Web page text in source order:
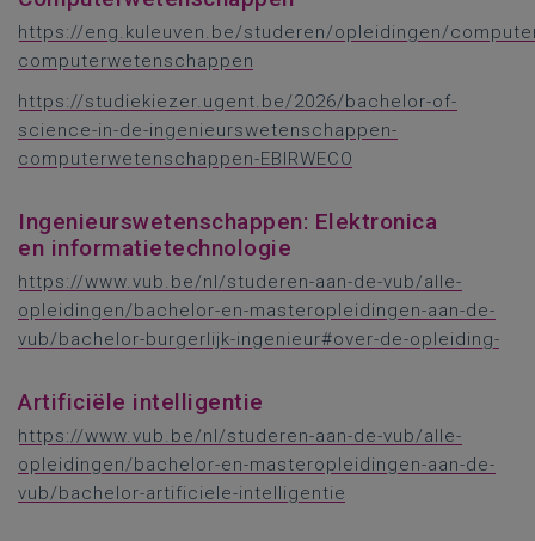
https://eng.kuleuven.be/studeren/opleidingen/
computerwetenschappen
https://studiekiezer.ugent.be/2026/bachelor-of-
science-in-de-ingenieurswetenschappen-
computerwetenschappen-EBIRWECO
Ingenieurswetenschappen: Elektronica
en informatietechnologie
https://www.vub.be/nl/studeren-aan-de-vub/alle-
opleidingen/bachelor-en-masteropleidingen-aan-de-
vub/bachelor-burgerlijk-ingenieur#over-de-opleiding-
Artificiële intelligentie
https://www.vub.be/nl/studeren-aan-de-vub/alle-
opleidingen/bachelor-en-masteropleidingen-aan-de-
vub/bachelor-artificiele-intelligentie